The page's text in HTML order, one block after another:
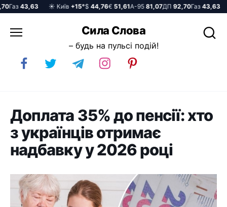
Газ43,63 ☀️ Київ+15°$44,76€51,61А-9581,07ДП92,70Газ43,63
до
Сила Слова
– будь на пульсі подій!
Доплата 35% до пенсії: хто
з українців отримає
надбавку у 2026 році